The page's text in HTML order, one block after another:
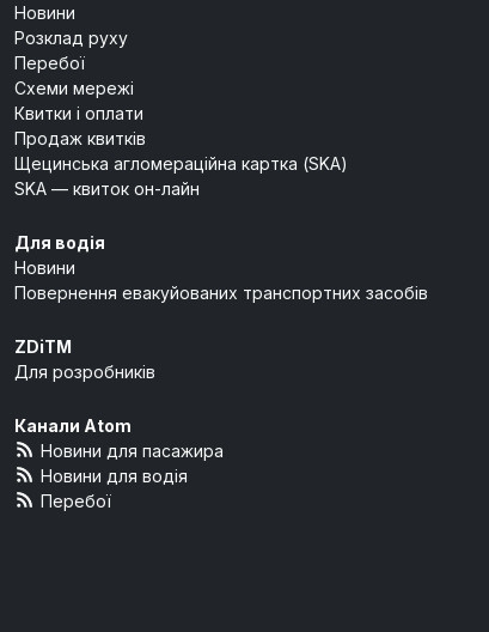
Новини
Розклад руху
Перебої
Схеми мережі
Квитки і оплати
Продаж квитків
Щецинська агломераційна картка (SKA)
SKA — квиток он-лайн
Для водія
Новини
Повернення евакуйованих транспортних засобів
ZDiTM
Для розробників
Канали Atom
Новини для пасажира
Новини для водія
Перебої